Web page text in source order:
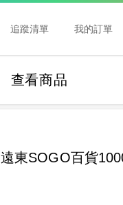
追蹤清單 我的訂單
查看商品
遠東SOGO百貨